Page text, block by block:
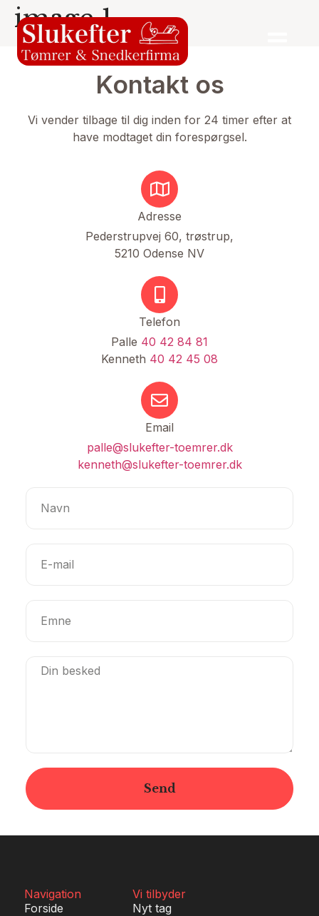
image 1
Kontakt os
Vi vender tilbage til dig inden for 24 timer efter at
have modtaget din forespørgsel.
Adresse
Pederstrupvej 60, trøstrup,
5210 Odense NV
Telefon
Palle 40 42 84 81
Kenneth 40 42 45 08
Email
palle@slukefter-toemrer.dk
kenneth@slukefter-toemrer.dk
Send
Navigation
Vi tilbyder
Forside
Nyt tag